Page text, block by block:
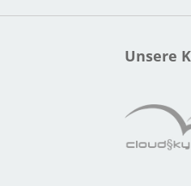
Unsere